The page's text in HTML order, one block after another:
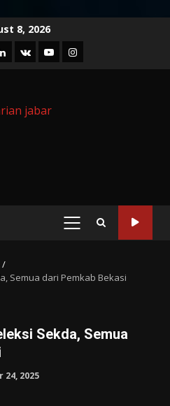
8, 2026
VK YoutubeInstagram
PRIMARY
Semua dari Pemkab Bekasi
Sekda, Semua
24, 2025